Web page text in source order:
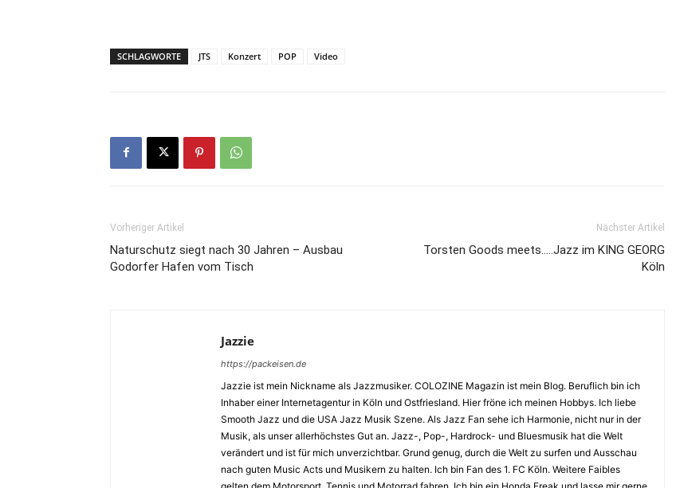
SCHLAGWORTE JTS Konzert POP Video
Vorheriger Artikel
Naturschutz siegt nach 30 Jahren – Ausbau
Godorfer Hafen vom Tisch
Nächster Artikel
Torsten Goods meets…..Jazz im KING GEORG
Köln
Jazzie
https://packeisen.de
Jazzie ist mein Nickname als Jazzmusiker. COLOZINE Magazin ist mein Blog. Beruflich bin ich
Inhaber einer Internetagentur in Köln und Ostfriesland. Hier fröne ich meinen Hobbys. Ich liebe
Smooth Jazz und die USA Jazz Musik Szene. Als Jazz Fan sehe ich Harmonie, nicht nur in der
Musik, als unser allerhöchstes Gut an. Jazz-, Pop-, Hardrock- und Bluesmusik hat die Welt
verändert und ist für mich unverzichtbar. Grund genug, durch die Welt zu surfen und Ausschau
nach guten Music Acts und Musikern zu halten. Ich bin Fan des 1. FC Köln. Weitere Faibles
gelten dem Motorsport, Tennis und Motorrad fahren. Ich bin ein Honda Freak und lasse mir gerne